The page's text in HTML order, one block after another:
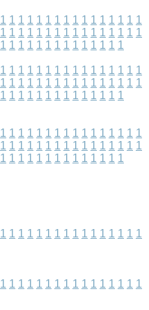
1 1 1 1 1 1 1 1 1 1 1 1 1 1 1 1
1 1 1 1 1 1 1 1 1 1 1 1 1 1 1 1
1 1 1 1 1 1 1 1 1 1 1 1 1 1
1 1 1 1 1 1 1 1 1 1 1 1 1 1 1 1
1 1 1 1 1 1 1 1 1 1 1 1 1 1 1 1
1 1 1 1 1 1 1 1 1 1 1 1 1 1
1 1 1 1 1 1 1 1 1 1 1 1 1 1 1 1
1 1 1 1 1 1 1 1 1 1 1 1 1 1 1 1
1 1 1 1 1 1 1 1 1 1 1 1 1 1
1 1 1 1 1 1 1 1 1 1 1 1 1 1 1 1
1 1 1 1 1 1 1 1 1 1 1 1 1 1 1 1